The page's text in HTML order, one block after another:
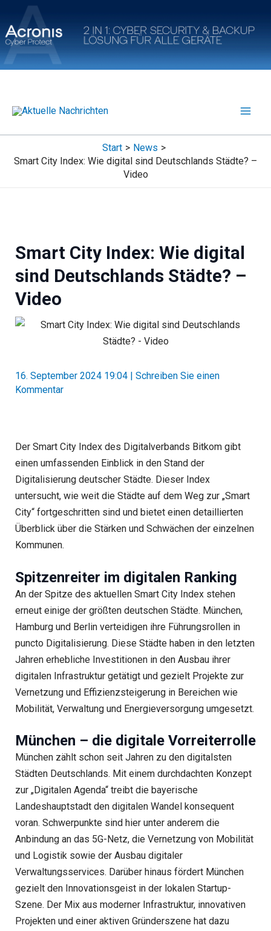
Inhalt
springen
Start
News
Smart City Index: Wie digital sind Deutschlands Städte? –
Video
Smart City Index: Wie digital
sind Deutschlands Städte? –
Video
16. September 2024 19:04
Schreiben Sie einen
Kommentar
Der Smart City Index des Digitalverbands Bitkom gibt
einen umfassenden Einblick in den Stand der
Digitalisierung deutscher Städte. Dieser Index
untersucht, wie weit die Städte auf dem Weg zur „Smart
City“ fortgeschritten sind und bietet einen detaillierten
Überblick über die Stärken und Schwächen der einzelnen
Kommunen.
Spitzenreiter im digitalen Ranking
An der Spitze des aktuellen Smart City Index stehen
erneut einige der größten deutschen Städte. München,
Hamburg und Berlin verteidigen ihre Führungsrollen in
puncto Digitalisierung. Diese Städte haben in den letzten
Jahren erhebliche Investitionen in den Ausbau ihrer
digitalen Infrastruktur getätigt und gezielt Projekte zur
Vernetzung und Effizienzsteigerung in Bereichen wie
Mobilität, Verwaltung und Energieversorgung umgesetzt.
München – die digitale Vorreiterrolle
München zählt schon seit Jahren zu den digitalsten
Städten Deutschlands. Mit einem durchdachten Konzept
zur „Digitalen Agenda“ treibt die bayerische
Landeshauptstadt den digitalen Wandel konsequent
voran. Schwerpunkte sind hier unter anderem die
Anbindung an das 5G-Netz, die Vernetzung von Mobilität
und Logistik sowie der Ausbau digitaler
Verwaltungsservices. Darüber hinaus fördert München
gezielt den Innovationsgeist in der lokalen Startup-
Szene. Der Mix aus moderner Infrastruktur, innovativen
Projekten und einer aktiven Gründerszene hat dazu